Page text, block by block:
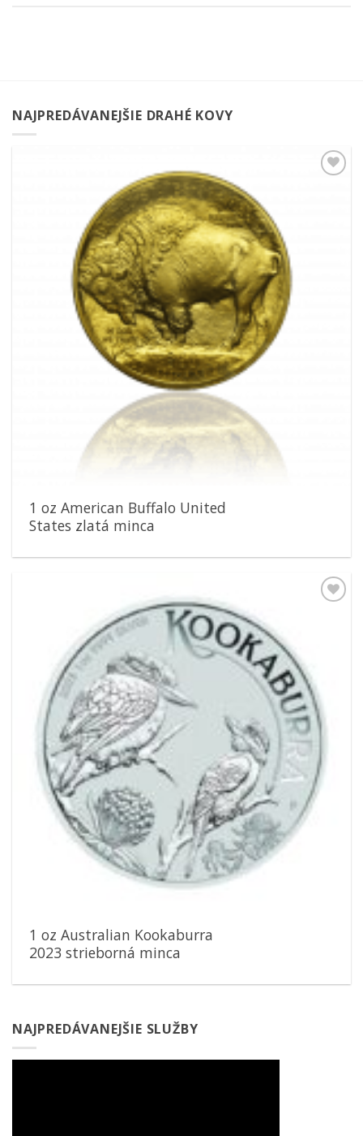
NAJPREDÁVANEJŠIE DRAHÉ KOVY
1 oz American Buffalo United
States zlatá minca
1 oz Australian Kookaburra
2023 strieborná minca
NAJPREDÁVANEJŠIE SLUŽBY